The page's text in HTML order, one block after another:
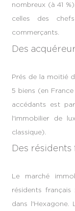
nombreux (à 41
celles des
commerçants.
Des
Prés de la moitié
5 biens (en
accédants est
l'immobilier de
classique).
Des
Le marché
résidents
dans l'Hexagone.